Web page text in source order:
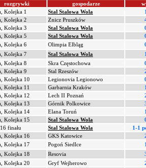
rozgrywki gospodarze
Kolejka 1 Stal Stalowa Wola
Kolejka 2 Znicz Pruszków
Kolejka 3 Stal Stalowa Wola
Kolejka 5 Stal Stalowa Wola
Kolejka 6 Olimpia Elbląg
Kolejka 7 Stal Stalowa Wola
Kolejka 8 Skra Częstochowa
Kolejka 9 Stal Rzeszów
Kolejka 10 Legionovia Legionowo
Kolejka 11 Garbarnia Kraków
Kolejka 12 Lech II Poznań
Kolejka 13 Górnik Polkowice
Kolejka 14 Elana Toruń
Kolejka 15 Stal Stalowa Wola
finału Stal Stalowa Wola
1-1
Kolejka 16 GKS Katowice
Kolejka 17 Pogoń Siedlce
Kolejka 18 Resovia
Kolejka 20 Gryf Wejherowo